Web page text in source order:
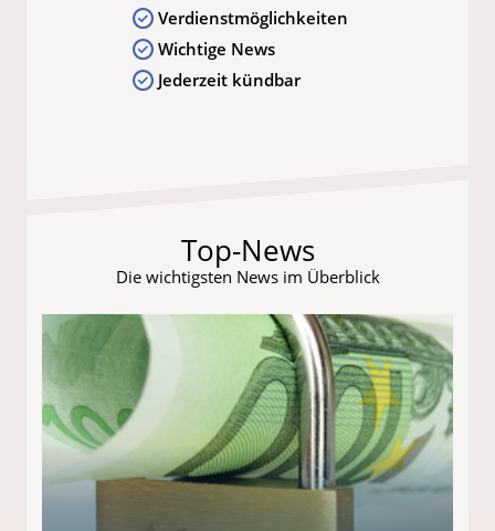
Verdienstmöglichkeiten
Wichtige News
Jederzeit kündbar
Top-News
Die wichtigsten News im Überblick